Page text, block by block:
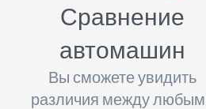
Сравнение
автомашин
Вы сможете увидить
различия между